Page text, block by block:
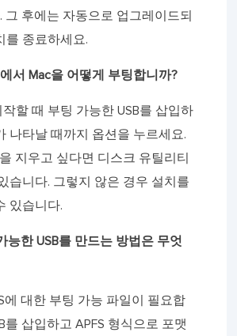
그 후에는 자동으로 업그레이드되
를 종료하세요.
서 Mac을 어떻게 부팅합니까?
작할 때 부팅 가능한 USB를 삽입하
나타날 때까지 옵션을 누르세요.
지우고 싶다면 디스크 유틸리티
습니다. 그렇지 않은 경우 설치를
있습니다.
능한 USB를 만드는 방법은 무엇
에 대한 부팅 가능 파일이 필요합
를 삽입하고 APFS 형식으로 포맷